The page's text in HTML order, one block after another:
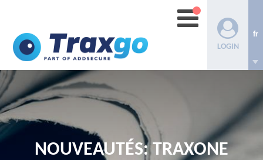
LOGIN
fr
NOUVEAUTÉS: TRAXONE